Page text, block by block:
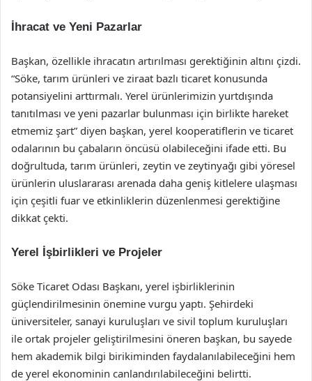
İhracat ve Yeni Pazarlar
Başkan, özellikle ihracatın artırılması gerektiğinin altını çizdi.
“Söke, tarım ürünleri ve ziraat bazlı ticaret konusunda
potansiyelini arttırmalı. Yerel ürünlerimizin yurtdışında
tanıtılması ve yeni pazarlar bulunması için birlikte hareket
etmemiz şart” diyen başkan, yerel kooperatiflerin ve ticaret
odalarının bu çabaların öncüsü olabileceğini ifade etti. Bu
doğrultuda, tarım ürünleri, zeytin ve zeytinyağı gibi yöresel
ürünlerin uluslararası arenada daha geniş kitlelere ulaşması
için çeşitli fuar ve etkinliklerin düzenlenmesi gerektiğine
dikkat çekti.
Yerel İşbirlikleri ve Projeler
Söke Ticaret Odası Başkanı, yerel işbirliklerinin
güçlendirilmesinin önemine vurgu yaptı. Şehirdeki
üniversiteler, sanayi kuruluşları ve sivil toplum kuruluşları
ile ortak projeler geliştirilmesini öneren başkan, bu sayede
hem akademik bilgi birikiminden faydalanılabileceğini hem
de yerel ekonominin canlandırılabileceğini belirtti.